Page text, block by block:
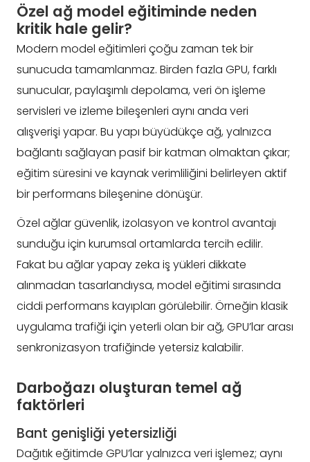
Özel ağ model eğitiminde neden
kritik hale gelir?
Modern model eğitimleri çoğu zaman tek bir
sunucuda tamamlanmaz. Birden fazla GPU, farklı
sunucular, paylaşımlı depolama, veri ön işleme
servisleri ve izleme bileşenleri aynı anda veri
alışverişi yapar. Bu yapı büyüdükçe ağ, yalnızca
bağlantı sağlayan pasif bir katman olmaktan çıkar;
eğitim süresini ve kaynak verimliliğini belirleyen aktif
bir performans bileşenine dönüşür.
Özel ağlar güvenlik, izolasyon ve kontrol avantajı
sunduğu için kurumsal ortamlarda tercih edilir.
Fakat bu ağlar yapay zeka iş yükleri dikkate
alınmadan tasarlandıysa, model eğitimi sırasında
ciddi performans kayıpları görülebilir. Örneğin klasik
uygulama trafiği için yeterli olan bir ağ, GPU’lar arası
senkronizasyon trafiğinde yetersiz kalabilir.
Darboğazı oluşturan temel ağ
faktörleri
Bant genişliği yetersizliği
Dağıtık eğitimde GPU’lar yalnızca veri işlemez; aynı